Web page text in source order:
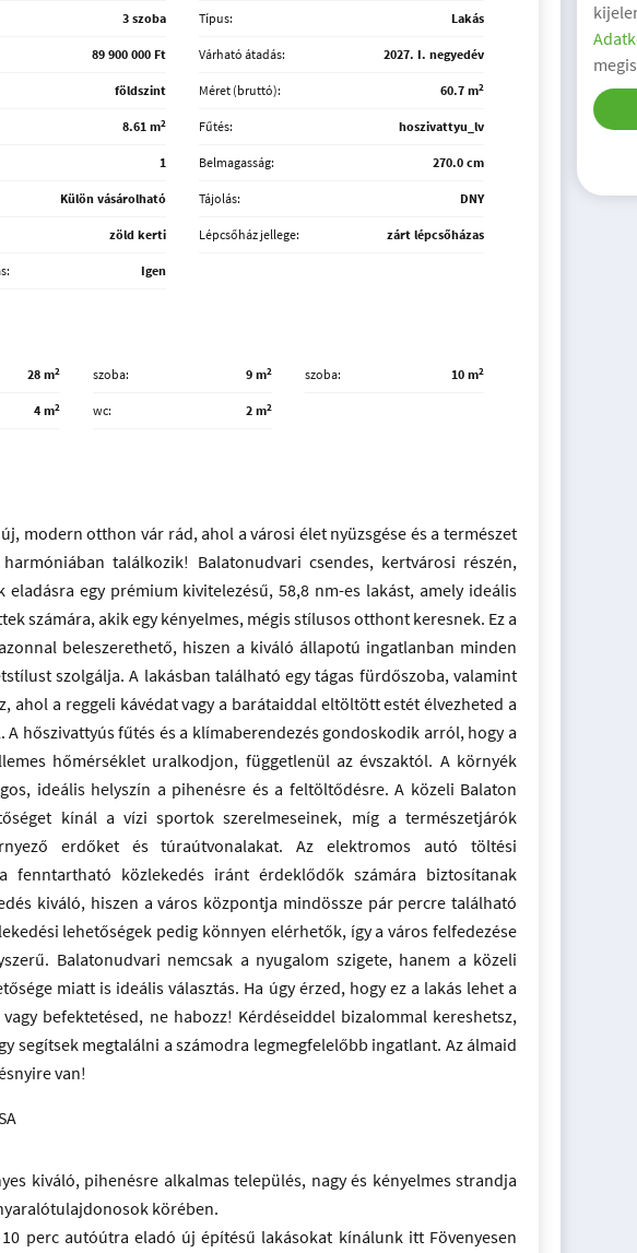
3 szoba Típus: Lakás
89 900 000 Ft Várható átadás: 2027. I. negyedév
földszint Méret (bruttó): 60.7 m2
8.61 m2 Fűtés: hoszivattyu_lv
1 Belmagasság: 270.0 cm
Külön vásárolható Tájolás: DNY
zöld kerti Lépcsőház jellege: zárt lépcsőházas
Igen
28 m2 szoba 9 m2 szoba 10 m2
4 m2 wc 2 m2
modern otthon vár rád, ahol a városi élet nyüzsgése és a természet
találkozik! Balatonudvari csendes, kertvárosi részén,
eladásra egy prémium kivitelezésű, 58,8 nm-es lakást, amely ideális
számára, akik egy kényelmes, mégis stílusos otthont keresnek. Ez a
beleszerethető, hiszen a kiváló állapotú ingatlanban minden
szolgálja. A lakásban található egy tágas fürdőszoba, valamint
ahol a reggeli kávédat vagy a barátaiddal eltöltött estét élvezheted a
A hőszivattyús fűtés és a klímaberendezés gondoskodik arról, hogy a
hőmérséklet uralkodjon, függetlenül az évszaktól. A környék
ideális helyszín a pihenésre és a feltöltődésre. A közeli Balaton
kínál a vízi sportok szerelmeseinek, míg a természetjárók
erdőket és túraútvonalakat. Az elektromos autó töltési
fenntartható közlekedés iránt érdeklődők számára biztosítanak
kiváló, hiszen a város központja mindössze pár percre található
lehetőségek pedig könnyen elérhetők, így a város felfedezése
Balatonudvari nemcsak a nyugalom szigete, hanem a közeli
miatt is ideális választás. Ha úgy érzed, hogy ez a lakás lehet a
befektetésed, ne habozz! Kérdéseiddel bizalommal kereshetsz,
segítsek megtalálni a számodra legmegfelelőbb ingatlant. Az álmaid
van!
kiváló, pihenésre alkalmas település, nagy és kényelmes strandja
körében.
perc autóútra eladó új építésű lakásokat kínálunk itt Fövenyesen